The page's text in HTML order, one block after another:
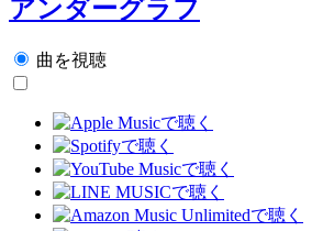
アンダーグラフ
曲を視聴